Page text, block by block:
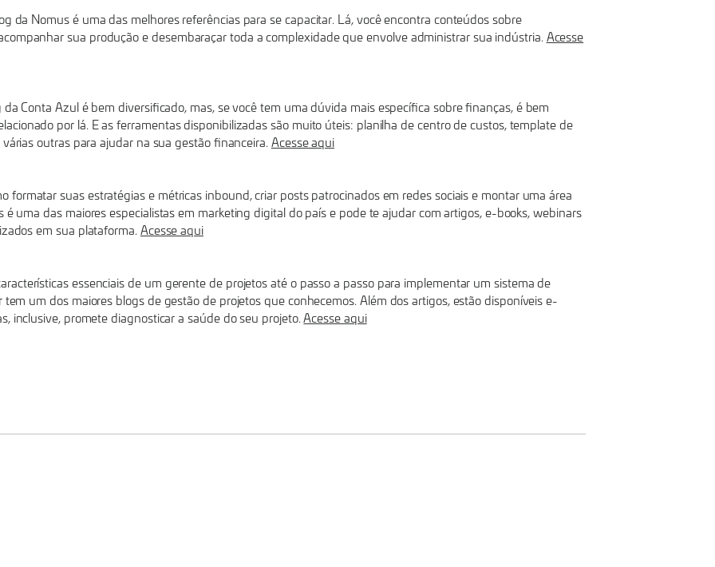
da Nomus é uma das melhores referências para se capacitar. Lá, você encontra conteúdos sobre
sua produção e desembaraçar toda a complexidade que envolve administrar sua indústria. Acesse
Conta Azul é bem diversificado, mas, se você tem uma dúvida mais específica sobre finanças, é bem
por lá. E as ferramentas disponibilizadas são muito úteis: planilha de centro de custos, template de
outras para ajudar na sua gestão financeira. Acesse aqui
formatar suas estratégias e métricas inbound, criar posts patrocinados em redes sociais e montar uma área
é uma das maiores especialistas em marketing digital do país e pode te ajudar com artigos, e-books, webinars
em sua plataforma. Acesse aqui
essenciais de um gerente de projetos até o passo a passo para implementar um sistema de
um dos maiores blogs de gestão de projetos que conhecemos. Além dos artigos, estão disponíveis e-
inclusive, promete diagnosticar a saúde do seu projeto.Acesse aqui